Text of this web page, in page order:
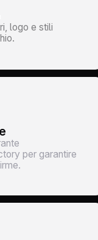
logo e stili
per garantire